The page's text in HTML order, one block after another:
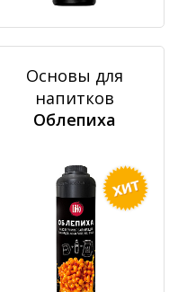
Основы для
напитков
Облепиха